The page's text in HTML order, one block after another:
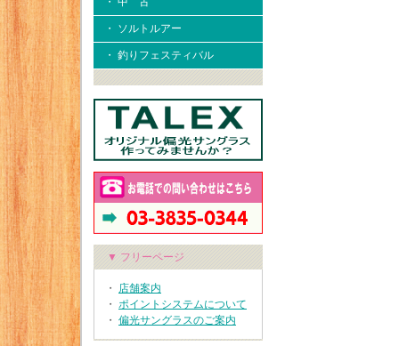
・ ソルトルアー
・ 釣りフェスティバル
▼ フリーページ
・ 店舗案内
・ ポイントシステムについて
・ 偏光サングラスのご案内